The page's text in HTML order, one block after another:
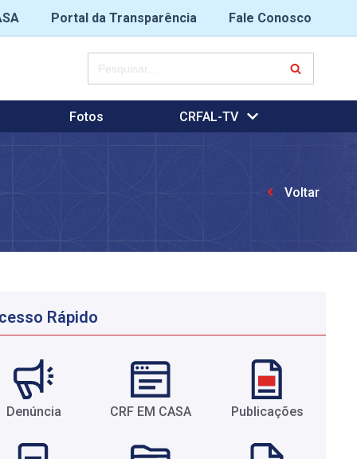
Portal da Transparência
Fale Conosco
Fotos CRFAL-TV
Voltar
Rápido
Denúncia CRF EM CASA Publicações